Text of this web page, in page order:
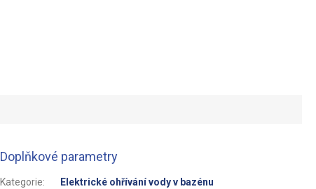
Doplňkové parametry
Kategorie:
Elektrické ohřívání vody v bazénu